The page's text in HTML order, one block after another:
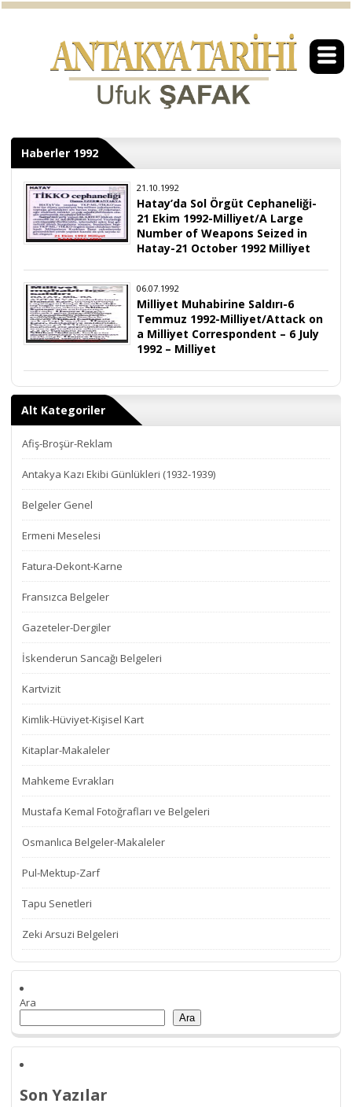
Haberler 1992
21.10.1992
Hatay’da Sol Örgüt Cephaneliği-
21 Ekim 1992-Milliyet/A Large
Number of Weapons Seized in
Hatay-21 October 1992 Milliyet
06.07.1992
Milliyet Muhabirine Saldırı-6
Temmuz 1992-Milliyet/Attack on
a Milliyet Correspondent – 6 July
1992 – Milliyet
Alt Kategoriler
Afiş-Broşür-Reklam
Antakya Kazı Ekibi Günlükleri (1932-1939)
Belgeler Genel
Ermeni Meselesi
Fatura-Dekont-Karne
Fransızca Belgeler
Gazeteler-Dergiler
İskenderun Sancağı Belgeleri
Kartvizit
Kimlik-Hüviyet-Kişisel Kart
Kitaplar-Makaleler
Mahkeme Evrakları
Mustafa Kemal Fotoğrafları ve Belgeleri
Osmanlıca Belgeler-Makaleler
Pul-Mektup-Zarf
Tapu Senetleri
Zeki Arsuzi Belgeleri
Ara
Ara
Son Yazılar